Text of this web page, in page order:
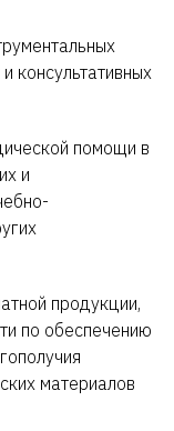
консультативных
помощи в
и
продукции,
по обеспечению
материалов